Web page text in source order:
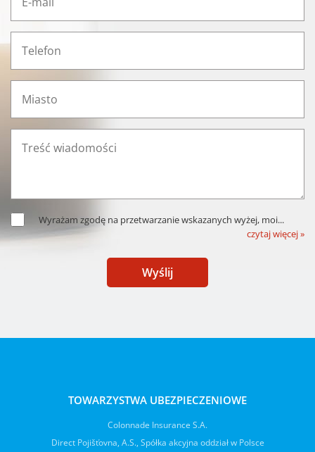
Wyrażam zgodę na przetwarzanie wskazanych wyżej, moi...
czytaj więcej »
Wyślij
TOWARZYSTWA UBEZPIECZENIOWE
Colonnade Insurance S.A.
Direct Pojišťovna, A.S., Spółka akcyjna oddział w Polsce